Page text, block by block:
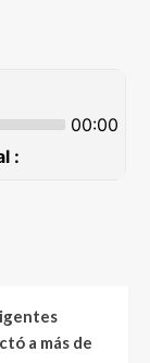
a más de